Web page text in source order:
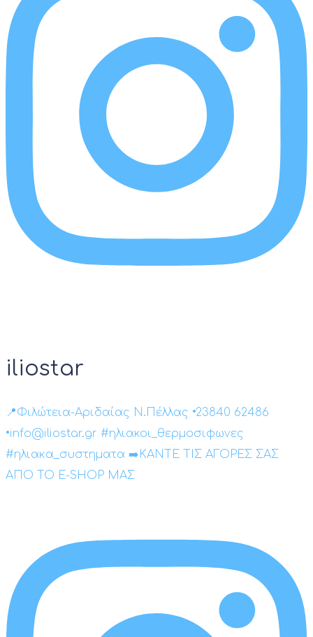
iliostar
📍Φιλώτεια-Αριδαίας Ν.Πέλλας •23840 62486
•info@iliostar.gr #ηλιακοι_θερμοσιφωνες
#ηλιακα_συστηματα ➡️ΚΑΝΤΕ ΤΙΣ ΑΓΟΡΕΣ ΣΑΣ
ΑΠΟ ΤΟ E-SHOP ΜΑΣ